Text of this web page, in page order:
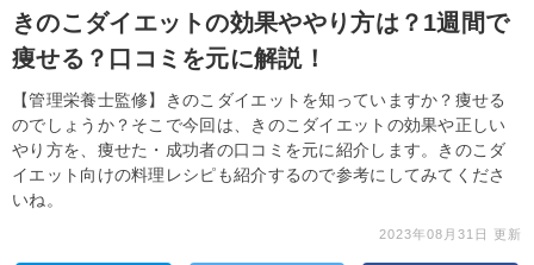
きのこダイエットの効果ややり方は？1週間で
痩せる？口コミを元に解説！
【管理栄養士監修】きのこダイエットを知っていますか？痩せる
のでしょうか？そこで今回は、きのこダイエットの効果や正しい
やり方を、痩せた・成功者の口コミを元に紹介します。きのこダ
イエット向けの料理レシピも紹介するので参考にしてみてくださ
いね。
2023年08月31日 更新